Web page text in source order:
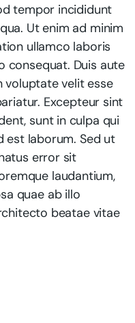
tempor incididunt
Ut enim ad minim
ullamco laboris
consequat. Duis aute
voluptate velit esse
Excepteur sint
sunt in culpa qui
est laborum. Sed ut
error sit
laudantium,
quae ab illo
beatae vitae